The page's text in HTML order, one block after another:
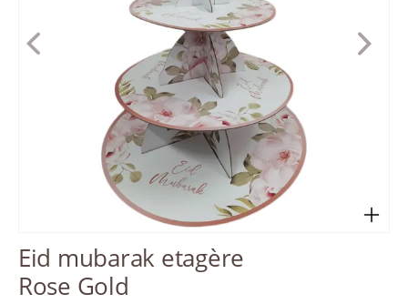
Eid mubarak etagère
Rose Gold